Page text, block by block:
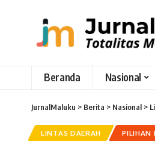
Beranda Nasional
JurnalMaluku > Berita > Nasional >
LINTAS DAERAH PILIHAN